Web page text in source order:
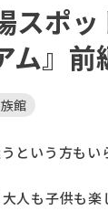
スポ
ム』前
館
という方もい
人も子供も